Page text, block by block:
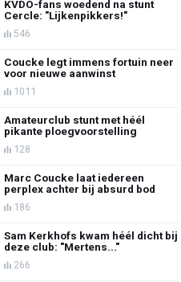
KVDO-fans woedend na stunt
Cercle: "Lijkenpikkers!"
546
Coucke legt immens fortuin neer
voor nieuwe aanwinst
1011
Amateurclub stunt met héél
pikante ploegvoorstelling
128
Marc Coucke laat iedereen
perplex achter bij absurd bod
186
Sam Kerkhofs kwam héél dicht bij
deze club: "Mertens..."
266